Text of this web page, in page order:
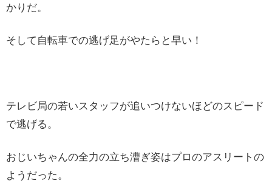
かりだ。
そして自転車での逃げ足がやたらと早い！
テレビ局の若いスタッフが追いつけないほどのスピード
で逃げる。
おじいちゃんの全力の立ち漕ぎ姿はプロのアスリートの
ようだった。